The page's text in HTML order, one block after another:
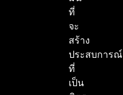
ที่
จะ
สร้าง
ประสบการณ์
ที่
เป็น